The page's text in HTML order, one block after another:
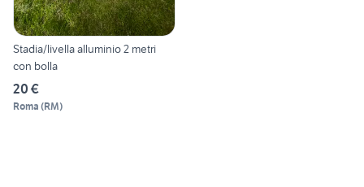
Stadia/livella alluminio 2 metri
con bolla
20 €
Roma (RM)